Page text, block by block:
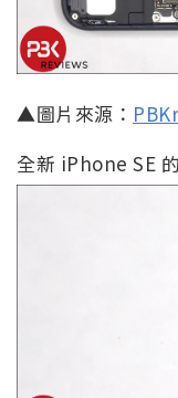
▲圖片來源：
全新 iPhone SE